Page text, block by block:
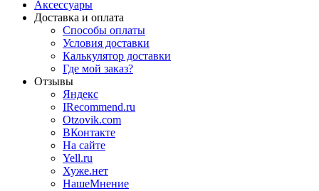
Аксессуары
Доставка и оплата
Способы оплаты
Условия доставки
Калькулятор доставки
Где мой заказ?
Отзывы
Яндекс
IRecommend.ru
Otzovik.com
ВКонтакте
На сайте
Yell.ru
Хуже.нет
НашеМнение